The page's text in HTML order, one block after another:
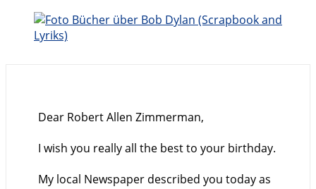
Dear Robert Allen Zimmerman,
I wish you really all the best to your birthday.
My local Newspaper described you today as